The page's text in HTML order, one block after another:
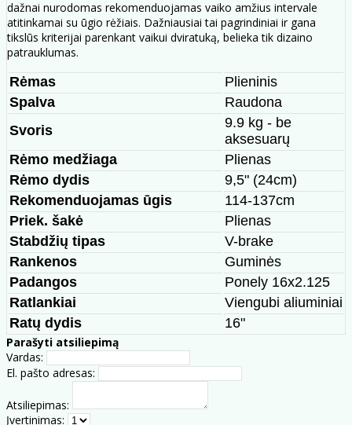
dažnai nurodomas rekomenduojamas vaiko amžius intervale
atitinkamai su ūgio rėžiais. Dažniausiai tai pagrindiniai ir gana
tikslūs kriterijai parenkant vaikui dviratuką, belieka tik dizaino
patrauklumas.
Rėmas
Plieninis
Spalva
Raudona
Svoris
9.9 kg - be
aksesuarų
Rėmo medžiaga
Plienas
Rėmo dydis
9,5" (24cm)
Rekomenduojamas ūgis
114-137cm
Priek. šakė
Plienas
Stabdžių tipas
V-brake
Rankenos
Guminės
Padangos
Ponely 16x2.125
Ratlankiai
Viengubi aliuminiai
Ratų dydis
16"
Parašyti atsiliepimą
Vardas:
El. pašto adresas:
Atsiliepimas:
Įvertinimas: